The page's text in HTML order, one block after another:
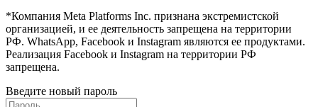
*Компания Meta Platforms Inc. признана экстремистской
организацией, и ее деятельность запрещена на территории
РФ. WhatsApp, Facebook и Instagram являются ее продуктами.
Реализация Facebook и Instagram на территории РФ
запрещена.
Введите новый пароль